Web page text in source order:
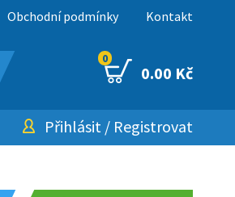
Obchodní podmínky Kontakt
0
0.00 Kč
Přihlásit / Registrovat